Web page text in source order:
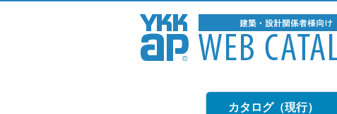
カタログ（現行）